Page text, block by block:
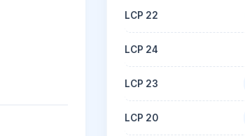
LCP 22
LCP 24
LCP 23
LCP 20